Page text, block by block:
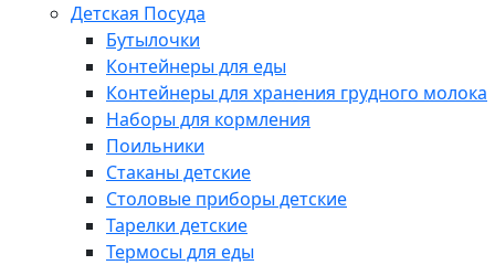
Детская Посуда
Бутылочки
Контейнеры для еды
Контейнеры для хранения грудного молока
Наборы для кормления
Поильники
Стаканы детские
Столовые приборы детские
Тарелки детские
Термосы для еды